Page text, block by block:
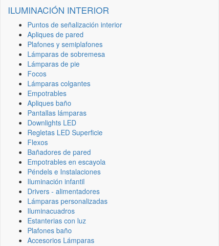
ILUMINACIÓN INTERIOR
Puntos de señalización interior
Apliques de pared
Plafones y semiplafones
Lámparas de sobremesa
Lámparas de pie
Focos
Lámparas colgantes
Empotrables
Apliques baño
Pantallas lámparas
Downlights LED
Regletas LED Superficie
Flexos
Bañadores de pared
Empotrables en escayola
Péndels e Instalaciones
Iluminación infantil
Drivers - alimentadores
Lámparas personalizadas
Iluminacuadros
Estanterias con luz
Plafones baño
Accesorios Lámparas